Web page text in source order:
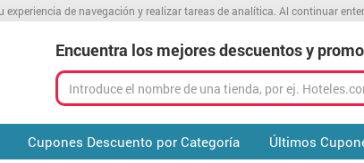
experiencia de navegación y realizar tareas de analítica. Al continuar
Encuentra los mejores descuentos y
Cupones Descuento por Categoría Últimos